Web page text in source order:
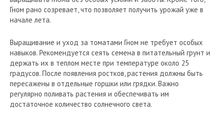
Гном рано созревает, что позволяет получить урожай уже в
начале лета.
Выращивание и уход за томатами Гном не требует особых
навыков. Рекомендуется сеять семена в питательный грунт и
держать их в теплом месте при температуре около 25
градусов. После появления ростков, растения должны быть
пересажены в отдельные горшки или грядки. Важно
регулярно поливать растения и обеспечивать им
достаточное количество солнечного света.